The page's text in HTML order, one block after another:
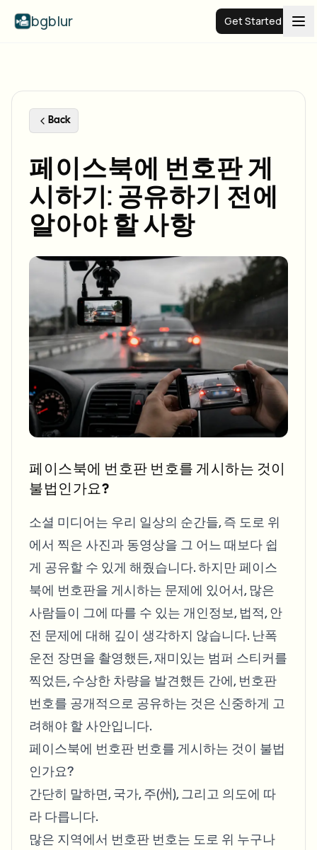
bgblur Get Started
Pricing
Examples
View all examples
Browse the full example library
Blur Face
Blur License Plate
Blur Background
Blur Anything
Screen recording blur
GDPR compliance blur
Vlogger street interview
Gaming & stream blur
Features
View all features
Browse every blur tool in one place
Blur License Plate
Blur Face
Blur Background
Blur Anything
Face Anonymization
Voice Anonymizer
Face Swap - Image
Face Swap - Video
Video intelligence
Bulk Video Blur
Process many videos in one run
Enterprise
Schools & education
Campus cameras, lectures, and district bulk privacy
Media & entertainment
Screeners, releases, and compliance
Retail & ecommerce
Store and warehouse footage
Clinic and patient-facing video governance
Public sector
Volume batches, retention, and SLAs
Fleet, dashcam, and parking at scale
High-throughput pipelines
Enterprise zones, policies, and review
Automate uploads, jobs, and webhooks
Contact form
Video intelligence
Resources
FAQ
Blog
Whitepapers
Tools
Category
Choose language
Back
페이스북에 번호판 게
시하기: 공유하기 전에
알아야 할 사항
페이스북에 번호판 번호를 게시하는 것이
불법인가요?
소셜 미디어는 우리 일상의 순간들, 즉 도로 위
에서 찍은 사진과 동영상을 그 어느 때보다 쉽
게 공유할 수 있게 해줬습니다. 하지만 페이스
북에 번호판을 게시하는 문제에 있어서, 많은
사람들이 그에 따를 수 있는 개인정보, 법적, 안
전 문제에 대해 깊이 생각하지 않습니다. 난폭
운전 장면을 촬영했든, 재미있는 범퍼 스티커를
찍었든, 수상한 차량을 발견했든 간에, 번호판
번호를 공개적으로 공유하는 것은 신중하게 고
려해야 할 사안입니다.
페이스북에 번호판 번호를 게시하는 것이 불법
인가요?
간단히 말하면, 국가, 주(州), 그리고 의도에 따
라 다릅니다.
많은 지역에서 번호판 번호는 도로 위 누구나